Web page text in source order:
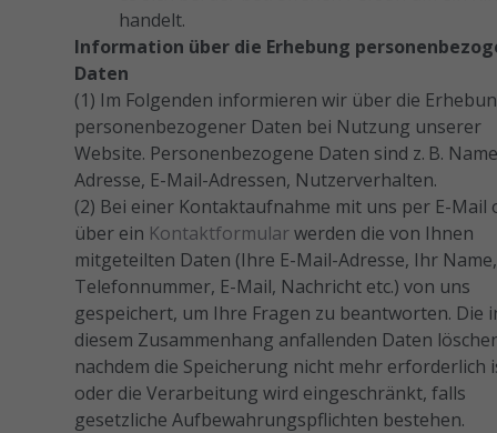
handelt.
Information über die Erhebung
Daten
(1) Im Folgenden informieren wir über die
personenbezogener Daten bei Nutzung unserer
Website. Personenbezogene Daten sind z. B.
Adresse, E-Mail-Adressen, Nutzerverhalten.
(2) Bei einer Kontaktaufnahme mit uns per E-Mail
über ein Kontaktformularwerden die von Ihnen
mitgeteilten Daten (Ihre E-Mail-Adresse, Ihr Name,
Telefonnummer, E-Mail, Nachricht etc.) von uns
gespeichert, um Ihre Fragen zu beantworten. Die
diesem Zusammenhang anfallenden Daten
nachdem die Speicherung nicht mehr erforderlich
oder die Verarbeitung wird eingeschränkt, falls
gesetzliche Aufbewahrungspflichten bestehen.